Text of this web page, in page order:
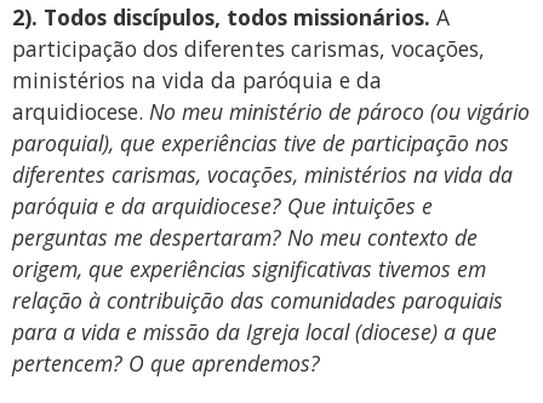
2). Todos discípulos, todos missionários. A
participação dos diferentes carismas, vocações,
ministérios na vida da paróquia e da
arquidiocese. No meu ministério de pároco (ou vigário
paroquial), que experiências tive de participação nos
diferentes carismas, vocações, ministérios na vida da
paróquia e da arquidiocese? Que intuições e
perguntas me despertaram? No meu contexto de
origem, que experiências significativas tivemos em
relação à contribuição das comunidades paroquiais
para a vida e missão da Igreja local (diocese) a que
pertencem? O que aprendemos?